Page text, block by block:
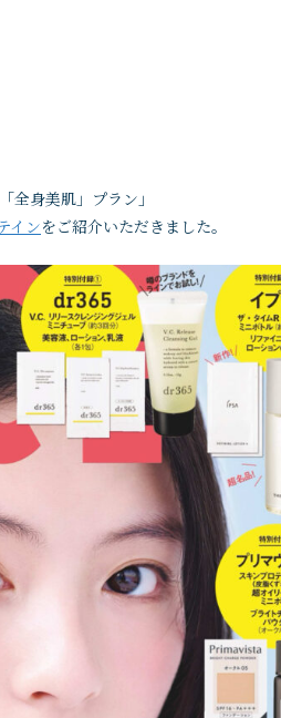
全身美肌」プラン」
インをご紹介いただきました。
2026